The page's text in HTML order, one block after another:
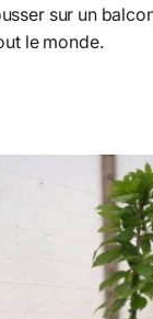
sur un
le monde.